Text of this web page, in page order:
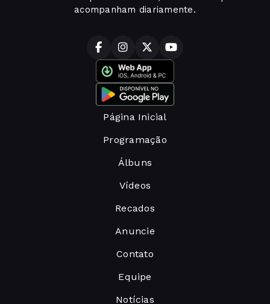
acompanham diariamente.
Página Inicial
Programação
Álbuns
Vídeos
Recados
Anuncie
Contato
Equipe
Notícias